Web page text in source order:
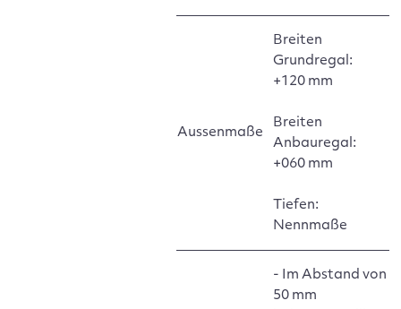
Aussenmaße
Breiten
Grundregal:
+120 mm
Breiten
Anbauregal:
+060 mm
Tiefen:
Nennmaße
- Im Abstand von
50 mm